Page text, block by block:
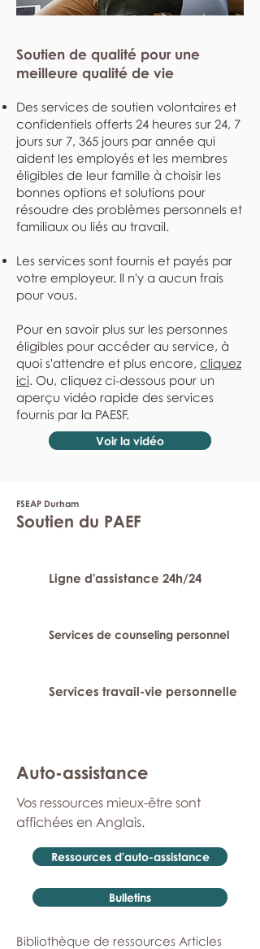
Soutien de qualité pour une
meilleure qualité de vie
Des services de soutien volontaires et
confidentiels offerts 24 heures sur 24, 7
jours sur 7, 365 jours par année qui
aident les employés et les membres
éligibles de leur famille à choisir les
bonnes options et solutions pour
résoudre des problèmes personnels et
familiaux ou liés au travail.
Les services sont fournis et payés par
votre employeur. Il n'y a aucun frais
pour vous.
Pour en savoir plus sur les personnes
éligibles pour accéder au service, à
quoi s'attendre et plus encore, cliquez
ici. Ou, cliquez ci-dessous pour un
aperçu vidéo rapide des services
fournis par la PAESF.
Voir la vidéo
FSEAP Durham
Soutien du PAEF
Ligne d'assistance 24h/24
Services de counseling personnel
Services travail-vie personnelle
Auto-assistance
Vos ressources mieux-être sont
affichées en Anglais.
Ressources d'auto-assistance
Bulletins
Bibliothèque de ressources Articles